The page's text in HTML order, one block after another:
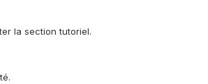
la section tutoriel.